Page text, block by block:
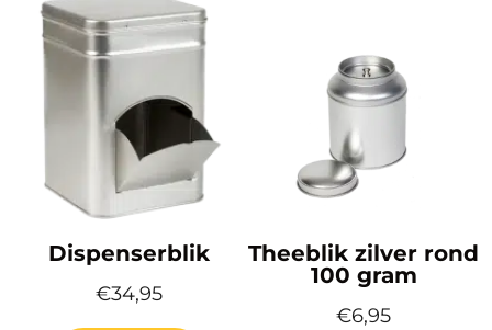
Dispenserblik
€34,95
Theeblik zilver rond
100 gram
€6,95